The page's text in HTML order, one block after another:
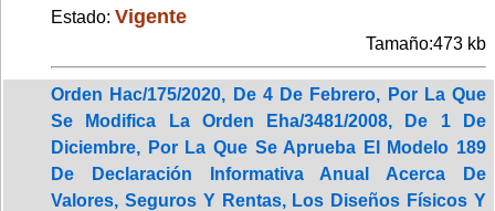
Estado: Vigente
Tamaño:473 kb
Orden Hac/175/2020, De 4 De Febrero, Por La Que
Se Modifica La Orden Eha/3481/2008, De 1 De
Diciembre, Por La Que Se Aprueba El Modelo 189
De Declaración Informativa Anual Acerca De
Valores, Seguros Y Rentas, Los Diseños Físicos Y